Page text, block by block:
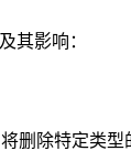
其影响：
删除特定类型